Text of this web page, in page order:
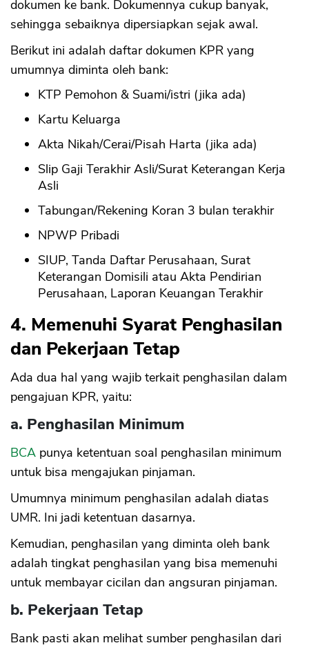
dokumen ke bank. Dokumennya cukup banyak,
sehingga sebaiknya dipersiapkan sejak awal.
Berikut ini adalah daftar dokumen KPR yang
umumnya diminta oleh bank:
KTP Pemohon & Suami/istri (jika ada)
Kartu Keluarga
Akta Nikah/Cerai/Pisah Harta (jika ada)
Slip Gaji Terakhir Asli/Surat Keterangan Kerja
Asli
Tabungan/Rekening Koran 3 bulan terakhir
NPWP Pribadi
SIUP, Tanda Daftar Perusahaan, Surat
Keterangan Domisili atau Akta Pendirian
Perusahaan, Laporan Keuangan Terakhir
4. Memenuhi Syarat Penghasilan
dan Pekerjaan Tetap
Ada dua hal yang wajib terkait penghasilan dalam
pengajuan KPR, yaitu:
a. Penghasilan Minimum
BCA punya ketentuan soal penghasilan minimum
untuk bisa mengajukan pinjaman.
Umumnya minimum penghasilan adalah diatas
UMR. Ini jadi ketentuan dasarnya.
Kemudian, penghasilan yang diminta oleh bank
adalah tingkat penghasilan yang bisa memenuhi
untuk membayar cicilan dan angsuran pinjaman.
b. Pekerjaan Tetap
Bank pasti akan melihat sumber penghasilan dari